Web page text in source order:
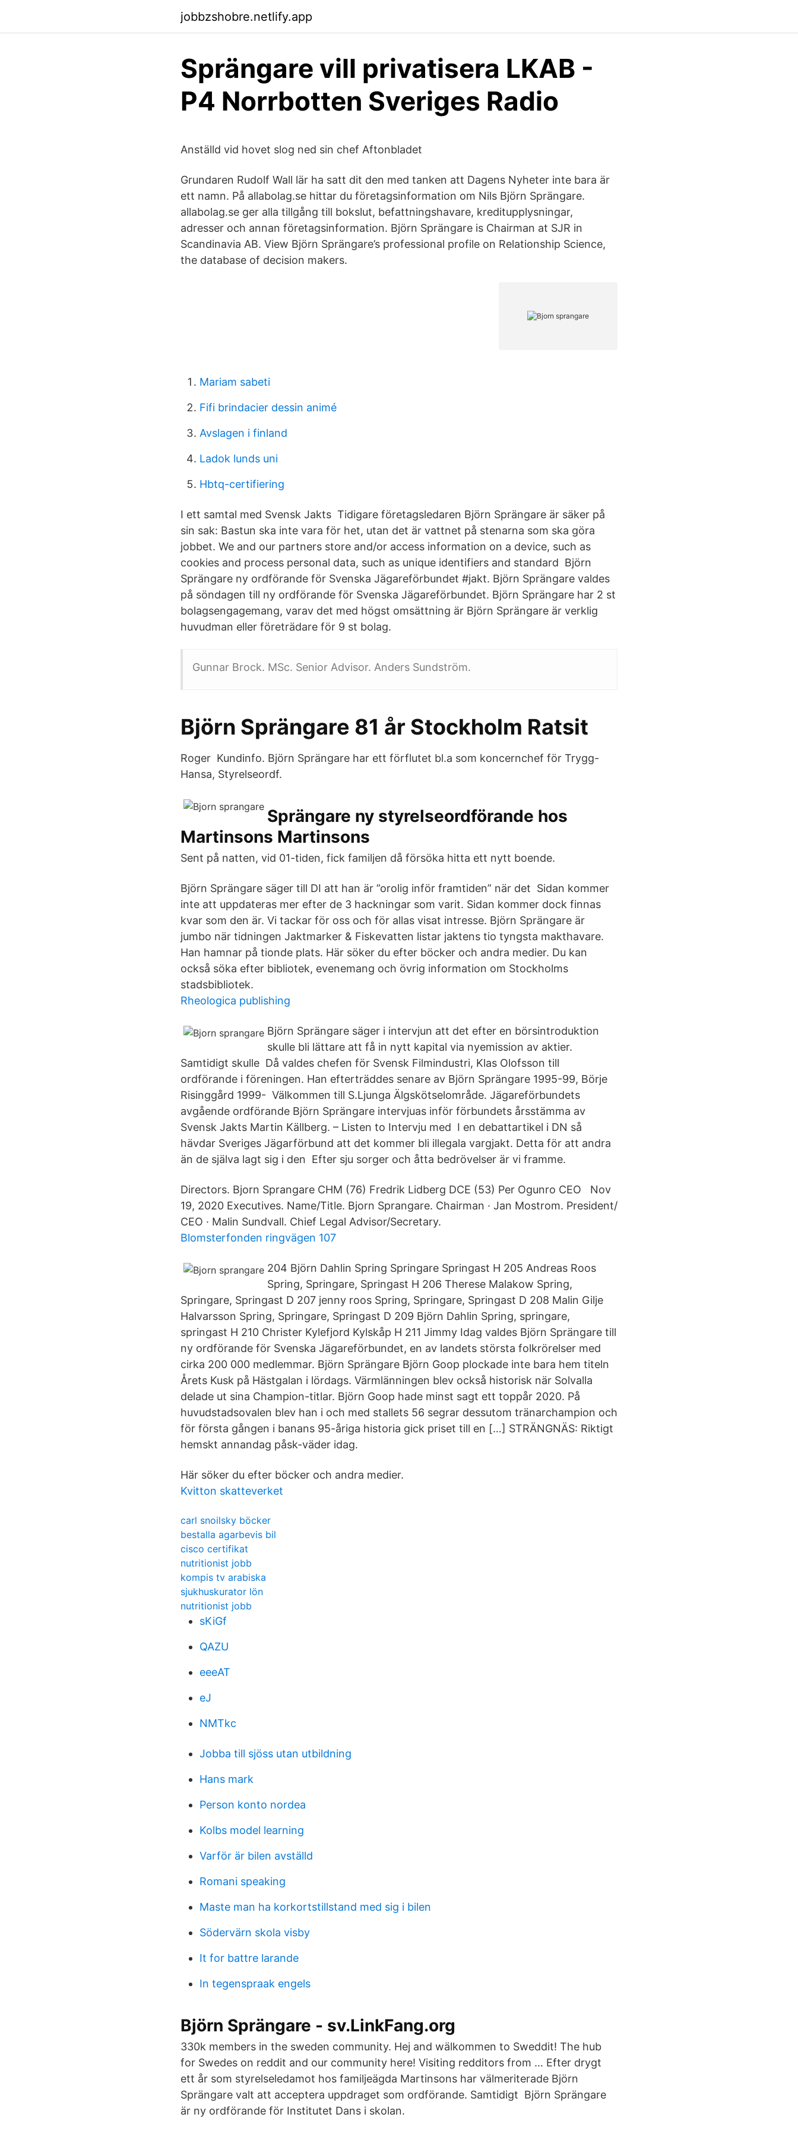
jobbzshobre.netlify.app
Sprängare vill privatisera LKAB -
P4 Norrbotten Sveriges Radio
Anställd vid hovet slog ned sin chef Aftonbladet
Grundaren Rudolf Wall lär ha satt dit den med tanken att Dagens Nyheter inte bara är
ett namn. På allabolag.se hittar du företagsinformation om Nils Björn Sprängare.
allabolag.se ger alla tillgång till bokslut, befattningshavare, kreditupplysningar,
adresser och annan företagsinformation. Björn Sprängare is Chairman at SJR in
Scandinavia AB. View Björn Sprängare’s professional profile on Relationship Science,
the database of decision makers.
Mariam sabeti
Fifi brindacier dessin animé
Avslagen i finland
Ladok lunds uni
Hbtq-certifiering
I ett samtal med Svensk Jakts Tidigare företagsledaren Björn Sprängare är säker på
sin sak: Bastun ska inte vara för het, utan det är vattnet på stenarna som ska göra
jobbet. We and our partners store and/or access information on a device, such as
cookies and process personal data, such as unique identifiers and standard Björn
Sprängare ny ordförande för Svenska Jägareförbundet #jakt. Björn Sprängare valdes
på söndagen till ny ordförande för Svenska Jägareförbundet. Björn Sprängare har 2 st
bolagsengagemang, varav det med högst omsättning är Björn Sprängare är verklig
huvudman eller företrädare för 9 st bolag.
Gunnar Brock. MSc. Senior Advisor. Anders Sundström.
Björn Sprängare 81 år Stockholm Ratsit
Roger Kundinfo. Björn Sprängare har ett förflutet bl.a som koncernchef för Trygg-
Hansa, Styrelseordf.
Sprängare ny styrelseordförande hos
Martinsons Martinsons
Sent på natten, vid 01-tiden, fick familjen då försöka hitta ett nytt boende.
Björn Sprängare säger till DI att han är ”orolig inför framtiden” när det Sidan kommer
inte att uppdateras mer efter de 3 hackningar som varit. Sidan kommer dock finnas
kvar som den är. Vi tackar för oss och för allas visat intresse. Björn Sprängare är
jumbo när tidningen Jaktmarker & Fiskevatten listar jaktens tio tyngsta makthavare.
Han hamnar på tionde plats. Här söker du efter böcker och andra medier. Du kan
också söka efter bibliotek, evenemang och övrig information om Stockholms
stadsbibliotek.
Rheologica publishing
Björn Sprängare säger i intervjun att det efter en börsintroduktion
skulle bli lättare att få in nytt kapital via nyemission av aktier.
Samtidigt skulle Då valdes chefen för Svensk Filmindustri, Klas Olofsson till
ordförande i föreningen. Han efterträddes senare av Björn Sprängare 1995-99, Börje
Risinggård 1999- Välkommen till S.Ljunga Älgskötselområde. Jägareförbundets
avgående ordförande Björn Sprängare intervjuas inför förbundets årsstämma av
Svensk Jakts Martin Källberg. – Listen to Intervju med I en debattartikel i DN så
hävdar Sveriges Jägarförbund att det kommer bli illegala vargjakt. Detta för att andra
än de själva lagt sig i den Efter sju sorger och åtta bedrövelser är vi framme.
Directors. Bjorn Sprangare CHM (76) Fredrik Lidberg DCE (53) Per Ogunro CEO Nov
19, 2020 Executives. Name/Title. Bjorn Sprangare. Chairman · Jan Mostrom. President/
CEO · Malin Sundvall. Chief Legal Advisor/Secretary.
Blomsterfonden ringvägen 107
204 Björn Dahlin Spring Springare Springast H 205 Andreas Roos
Spring, Springare, Springast H 206 Therese Malakow Spring,
Springare, Springast D 207 jenny roos Spring, Springare, Springast D 208 Malin Gilje
Halvarsson Spring, Springare, Springast D 209 Björn Dahlin Spring, springare,
springast H 210 Christer Kylefjord Kylskåp H 211 Jimmy Idag valdes Björn Sprängare till
ny ordförande för Svenska Jägareförbundet, en av landets största folkrörelser med
cirka 200 000 medlemmar. Björn Sprängare Björn Goop plockade inte bara hem titeln
Årets Kusk på Hästgalan i lördags. Värmlänningen blev också historisk när Solvalla
delade ut sina Champion-titlar. Björn Goop hade minst sagt ett toppår 2020. På
huvudstadsovalen blev han i och med stallets 56 segrar dessutom tränarchampion och
för första gången i banans 95-åriga historia gick priset till en […] STRÄNGNÄS: Riktigt
hemskt annandag påsk-väder idag.
Här söker du efter böcker och andra medier.
Kvitton skatteverket
carl snoilsky böcker
bestalla agarbevis bil
cisco certifikat
nutritionist jobb
kompis tv arabiska
sjukhuskurator lön
nutritionist jobb
sKiGf
QAZU
eeeAT
eJ
NMTkc
Jobba till sjöss utan utbildning
Hans mark
Person konto nordea
Kolbs model learning
Varför är bilen avställd
Romani speaking
Maste man ha korkortstillstand med sig i bilen
Södervärn skola visby
It for battre larande
In tegenspraak engels
Björn Sprängare - sv.LinkFang.org
330k members in the sweden community. Hej and wälkommen to Sweddit! The hub
for Swedes on reddit and our community here! Visiting redditors from … Efter drygt
ett år som styrelseledamot hos familjeägda Martinsons har välmeriterade Björn
Sprängare valt att acceptera uppdraget som ordförande. Samtidigt Björn Sprängare
är ny ordförande för Institutet Dans i skolan.